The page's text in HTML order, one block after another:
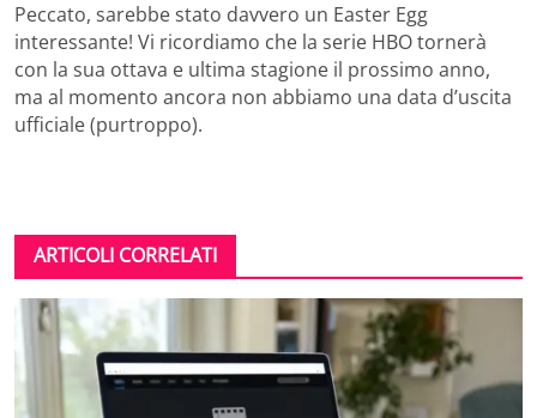
Peccato, sarebbe stato davvero un Easter Egg
interessante! Vi ricordiamo che la serie HBO tornerà
con la sua ottava e ultima stagione il prossimo anno,
ma al momento ancora non abbiamo una data d’uscita
ufficiale (purtroppo).
ARTICOLI CORRELATI